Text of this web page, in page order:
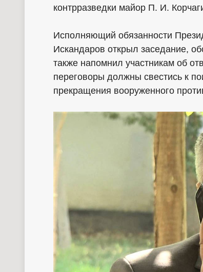
контрразведки майор П. И.
Исполняющий обязанности
Искандаров открыл заседание,
также напомнил участникам об
переговоры должны свестись к
прекращения вооруженного